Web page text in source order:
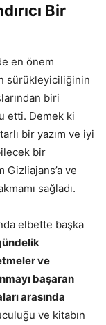
Bir
en önem
sürükleyiciliğinin
biri
etti. Demek ki
bir yazım ve iyi
bir
Gizliajans’a ve
sağladı.
elbette başka
ve
başaran
arasında
ve kitabın